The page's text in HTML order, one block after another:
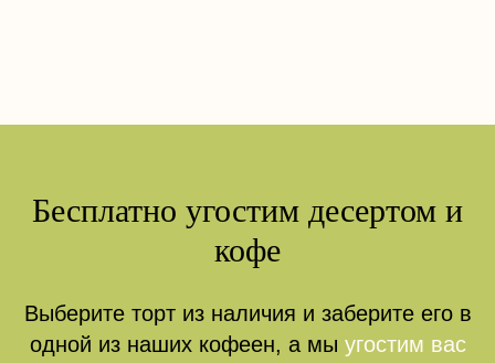
Бесплатно угостим десертом и
кофе
Выберите торт из наличия и заберите его в
одной из наших кофеен, а мы угостим вас